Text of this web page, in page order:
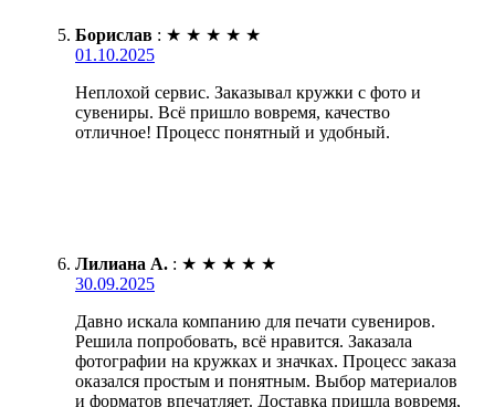
Борислав : ★ ★ ★ ★ ★
01.10.2025
Неплохой сервис. Заказывал кружки с фото и
сувениры. Всё пришло вовремя, качество
отличное! Процесс понятный и удобный.
Лилиана А. : ★ ★ ★ ★ ★
30.09.2025
Давно искала компанию для печати сувениров.
Решила попробовать, всё нравится. Заказала
фотографии на кружках и значках. Процесс заказа
оказался простым и понятным. Выбор материалов
и форматов впечатляет. Доставка пришла вовремя,